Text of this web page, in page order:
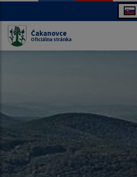
Čakanovce
Oficiálna stránka